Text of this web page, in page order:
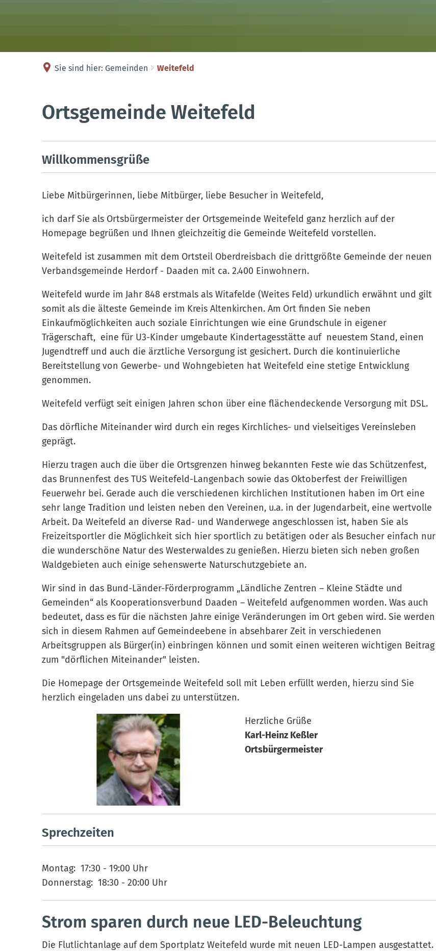
Sie sind hier: Gemeinden Weitefeld
WeitefeldOrtsgemeinde Weitefeld
Willkommensgrüße
Liebe Mitbürgerinnen, liebe Mitbürger, liebe Besucher in Weitefeld,
ich darf Sie als Ortsbürgermeister der Ortsgemeinde Weitefeld ganz herzlich auf der
Homepage begrüßen und Ihnen gleichzeitig die Gemeinde Weitefeld vorstellen.
Weitefeld ist zusammen mit dem Ortsteil Oberdreisbach die drittgrößte Gemeinde der neuen
Verbandsgemeinde Herdorf - Daaden mit ca. 2.400 Einwohnern.
Weitefeld wurde im Jahr 848 erstmals als Witafelde (Weites Feld) urkundlich erwähnt und gilt
somit als die älteste Gemeinde im Kreis Altenkirchen. Am Ort finden Sie neben
Einkaufmöglichkeiten auch soziale Einrichtungen wie eine Grundschule in eigener
Trägerschaft, eine für U3-Kinder umgebaute Kindertagesstätte auf neuestem Stand, einen
Jugendtreff und auch die ärztliche Versorgung ist gesichert. Durch die kontinuierliche
Bereitstellung von Gewerbe- und Wohngebieten hat Weitefeld eine stetige Entwicklung
genommen.
Weitefeld verfügt seit einigen Jahren schon über eine flächendeckende Versorgung mit DSL.
Das dörfliche Miteinander wird durch ein reges Kirchliches- und vielseitiges Vereinsleben
geprägt.
Hierzu tragen auch die über die Ortsgrenzen hinweg bekannten Feste wie das Schützenfest,
das Brunnenfest des TUS Weitefeld-Langenbach sowie das Oktoberfest der Freiwilligen
Feuerwehr bei. Gerade auch die verschiedenen kirchlichen Institutionen haben im Ort eine
sehr lange Tradition und leisten neben den Vereinen, u.a. in der Jugendarbeit, eine wertvolle
Arbeit. Da Weitefeld an diverse Rad- und Wanderwege angeschlossen ist, haben Sie als
Freizeitsportler die Möglichkeit sich hier sportlich zu betätigen oder als Besucher einfach nur
die wunderschöne Natur des Westerwaldes zu genießen. Hierzu bieten sich neben großen
Waldgebieten auch einige sehenswerte Naturschutzgebiete an.
Wir sind in das Bund-Länder-Förderprogramm „Ländliche Zentren – Kleine Städte und
Gemeinden“ als Kooperationsverbund Daaden – Weitefeld aufgenommen worden. Was auch
bedeutet, dass es für die nächsten Jahre einige Veränderungen im Ort geben wird. Sie werden
sich in diesem Rahmen auf Gemeindeebene in absehbarer Zeit in verschiedenen
Arbeitsgruppen als Bürger(in) einbringen können und somit einen weiteren wichtigen Beitrag
zum "dörflichen Miteinander" leisten.
Die Homepage der Ortsgemeinde Weitefeld soll mit Leben erfüllt werden, hierzu sind Sie
herzlich eingeladen uns dabei zu unterstützen.
Herzliche Grüße
Karl-Heinz Keßler
Ortsbürgermeister
Sprechzeiten
Montag: 17:30 - 19:00 Uhr
Donnerstag: 18:30 - 20:00 Uhr
Strom sparen durch neue LED-Beleuchtung
Die Flutlichtanlage auf dem Sportplatz Weitefeld wurde mit neuen LED-Lampen ausgestattet.